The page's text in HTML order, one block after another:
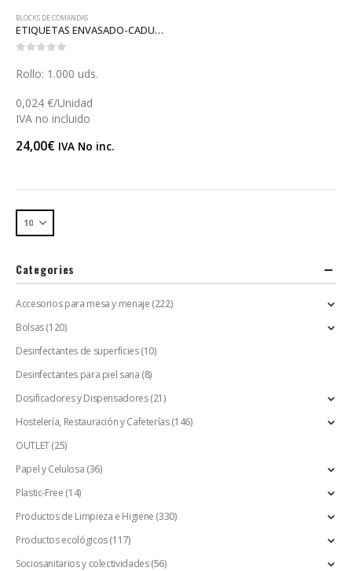
BLOCKS DE COMANDAS
ETIQUETAS ENVASADO-CADUCIDAD 5×3 (X228)
Rollo: 1.000 uds.
0,024 €/Unidad
IVA no incluido
24,00€ IVA No inc.
Categories
Accesorios para mesa y menaje (222)
Bolsas(120)
Desinfectantes de superficies (10)
Desinfectantes para piel sana (8)
Dosificadores y Dispensadores (21)
Hostelería, Restauración y Cafeterías(146)
OUTLET(25)
Papel y Celulosa (36)
Plastic-Free (14)
Productos de Limpieza e Higiene (330)
Productos ecológicos(117)
Sociosanitarios y colectividades (56)